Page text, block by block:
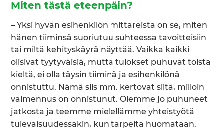
Miten tästä eteenpäin?
– Yksi hyvän esihenkilön mittareista on se, miten
hänen tiiminsä suoriutuu suhteessa tavoitteisiin
tai miltä kehityskäyrä näyttää. Vaikka kaikki
olisivat tyytyväisiä, mutta tulokset puhuvat toista
kieltä, ei olla täysin tiiminä ja esihenkilönä
onnistuttu. Nämä siis mm. kertovat siitä, milloin
valmennus on onnistunut. Olemme jo puhuneet
jatkosta ja teemme mielellämme yhteistyötä
tulevaisuudessakin, kun tarpeita huomataan.